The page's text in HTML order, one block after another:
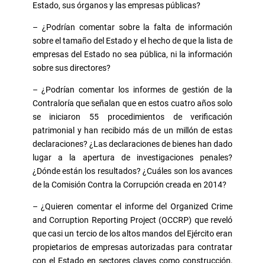
Estado, sus órganos y las empresas públicas?
– ¿Podrían comentar sobre la falta de información
sobre el tamaño del Estado y el hecho de que la lista de
empresas del Estado no sea pública, ni la información
sobre sus directores?
– ¿Podrían comentar los informes de gestión de la
Contraloría que señalan que en estos cuatro años solo
se iniciaron 55 procedimientos de verificación
patrimonial y han recibido más de un millón de estas
declaraciones? ¿Las declaraciones de bienes han dado
lugar a la apertura de investigaciones penales?
¿Dónde están los resultados? ¿Cuáles son los avances
de la Comisión Contra la Corrupción creada en 2014?
– ¿Quieren comentar el informe del Organized Crime
and Corruption Reporting Project (OCCRP) que reveló
que casi un tercio de los altos mandos del Ejército eran
propietarios de empresas autorizadas para contratar
con el Estado en sectores claves como construcción,